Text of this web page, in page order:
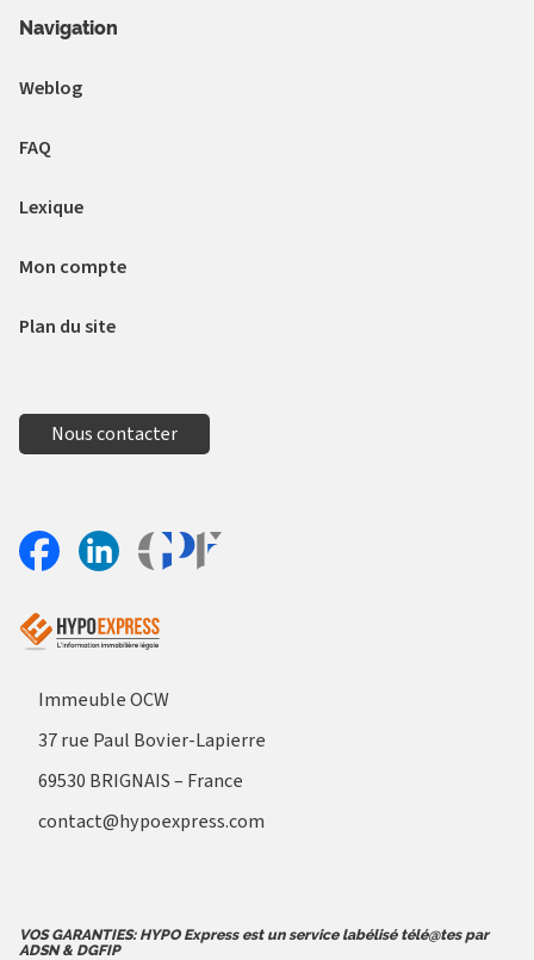
Navigation
Weblog
FAQ
Lexique
Mon compte
Plan du site
Nous contacter
Immeuble OCW
37 rue Paul Bovier-Lapierre
69530 BRIGNAIS – France
contact@hypoexpress.com
VOS GARANTIES: HYPO Express est un service labélisé télé@tes par
ADSN & DGFIP